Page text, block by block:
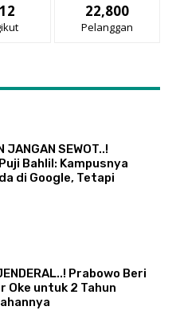
22,800
Pelanggan
JANGAN SEWOT..!
Bahlil: Kampusnya
di Google, Tetapi
Prabowo Beri
Oke untuk 2 Tahun